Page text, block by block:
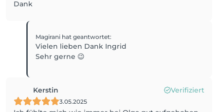
Dank
Magirani hat geantwortet:
Vielen lieben Dank Ingrid
Sehr gerne 😉
Kerstin Verifiziert
3.05.2025